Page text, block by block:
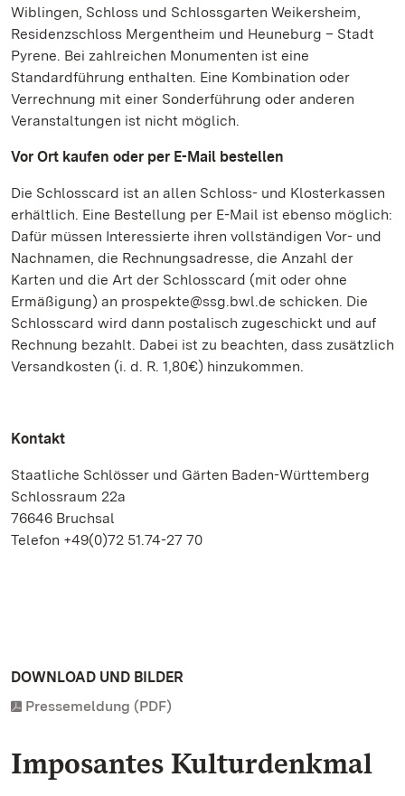
Wiblingen, Schloss und Schlossgarten Weikersheim,
Residenzschloss Mergentheim und Heuneburg – Stadt
Pyrene. Bei zahlreichen Monumenten ist eine
Standardführung enthalten. Eine Kombination oder
Verrechnung mit einer Sonderführung oder anderen
Veranstaltungen ist nicht möglich.
Vor Ort kaufen oder per E-Mail bestellen
Die Schlosscard ist an allen Schloss- und Klosterkassen
erhältlich. Eine Bestellung per E-Mail ist ebenso möglich:
Dafür müssen Interessierte ihren vollständigen Vor- und
Nachnamen, die Rechnungsadresse, die Anzahl der
Karten und die Art der Schlosscard (mit oder ohne
Ermäßigung) an prospekte@ssg.bwl.de schicken. Die
Schlosscard wird dann postalisch zugeschickt und auf
Rechnung bezahlt. Dabei ist zu beachten, dass zusätzlich
Versandkosten (i. d. R. 1,80€) hinzukommen.
Kontakt
Staatliche Schlösser und Gärten Baden-Württemberg
Schlossraum 22a
76646 Bruchsal
Telefon +49(0)72 51.74-27 70
DOWNLOAD UND BILDER
Pressemeldung (PDF)
Imposantes Kulturdenkmal